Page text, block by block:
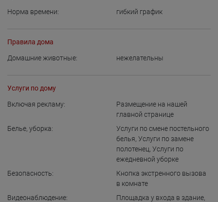
Норма времени: гибкий график
Правила дома
Домашние животные: нежелательны
Услуги по дому
Включая рекламу:
Размещение на нашей
главной странице
Белье, уборка:
Услуги по смене постельного
белья, Услуги по замене
полотенец, Услуги по
ежедневной уборке
Безопасность:
Кнопка экстренного вызова
в комнате
Видеонаблюдение:
Площадка у входа в здание,